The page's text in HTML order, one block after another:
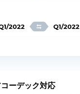
2022 Q1/2022
ーデック対応